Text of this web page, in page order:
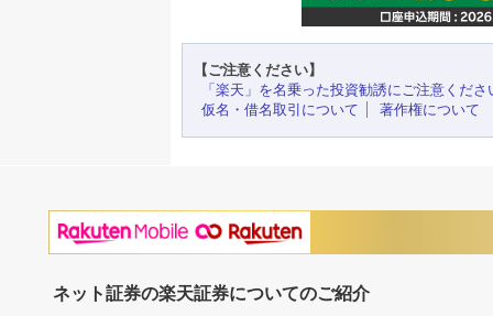
【ご注意ください】
「楽天」を名乗った投資勧誘にご注意くださ
仮名・借名取引について
著作権について
ネット証券の楽天証券についてのご紹介